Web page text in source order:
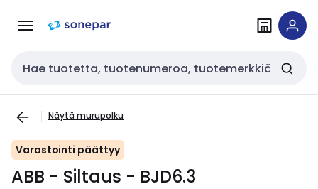
navigointiinsisältöön
Haku
Näytä murupolku
Varastointi päättyy
ABB - Siltaus - BJD6.3